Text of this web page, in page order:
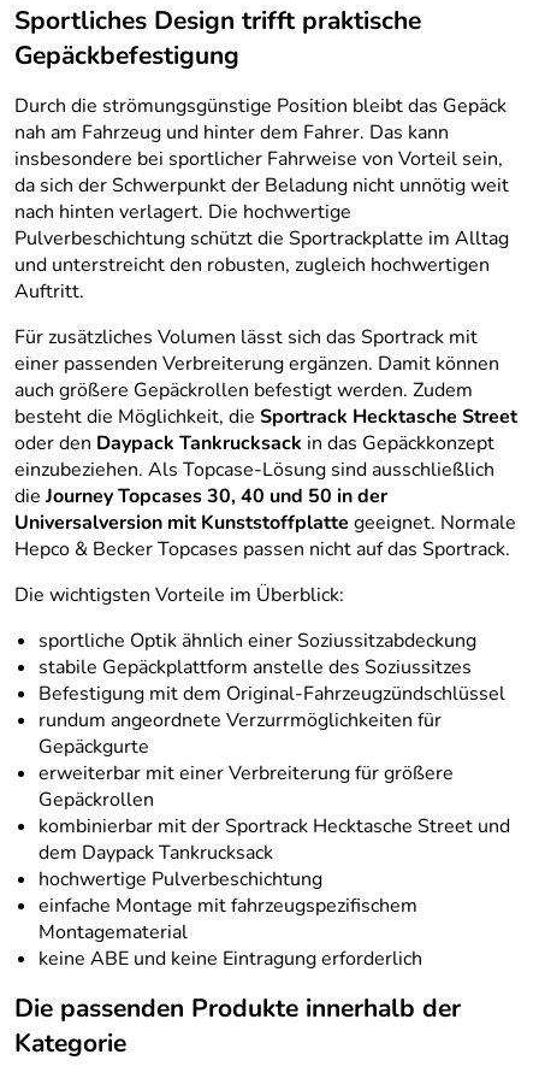
Sportliches Design trifft praktische
Gepäckbefestigung
Durch die strömungsgünstige Position bleibt das Gepäck
nah am Fahrzeug und hinter dem Fahrer. Das kann
insbesondere bei sportlicher Fahrweise von Vorteil sein,
da sich der Schwerpunkt der Beladung nicht unnötig weit
nach hinten verlagert. Die hochwertige
Pulverbeschichtung schützt die Sportrackplatte im Alltag
und unterstreicht den robusten, zugleich hochwertigen
Auftritt.
Für zusätzliches Volumen lässt sich das Sportrack mit
einer passenden Verbreiterung ergänzen. Damit können
auch größere Gepäckrollen befestigt werden. Zudem
besteht die Möglichkeit, die Sportrack Hecktasche Street
oder den Daypack Tankrucksack in das Gepäckkonzept
einzubeziehen. Als Topcase-Lösung sind ausschließlich
dieJourney Topcases 30, 40 und 50 in der
Universalversion mit Kunststoffplatte geeignet. Normale
Hepco & Becker Topcases passen nicht auf das Sportrack.
Die wichtigsten Vorteile im Überblick:
sportliche Optik ähnlich einer Soziussitzabdeckung
stabile Gepäckplattform anstelle des Soziussitzes
Befestigung mit dem Original-Fahrzeugzündschlüssel
rundum angeordnete Verzurrmöglichkeiten für
Gepäckgurte
erweiterbar mit einer Verbreiterung für größere
Gepäckrollen
kombinierbar mit der Sportrack Hecktasche Street und
dem Daypack Tankrucksack
hochwertige Pulverbeschichtung
einfache Montage mit fahrzeugspezifischem
Montagematerial
keine ABE und keine Eintragung erforderlich
Die passenden Produkte innerhalb der
Kategorie